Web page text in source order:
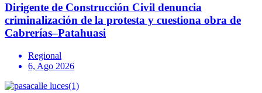
Dirigente de Construcción Civil denuncia
criminalización de la protesta y cuestiona obra de
Cabrerías–Patahuasi
Regional
6, Ago 2026